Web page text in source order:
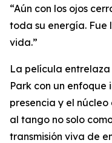
“Aún con los ojos
toda su energía. Fue
vida.”
La película
Park con un enfoque
presencia y el
al tango no solo
transmisión viva de